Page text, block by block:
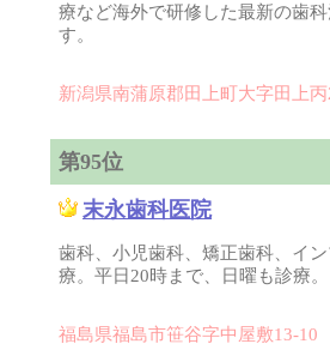
療など海外で研修した最新の歯
す。
新潟県南蒲原郡田上町大字田上丙
第95位
末永歯科医院
歯科、小児歯科、矯正歯科、イ
療。平日20時まで、日曜も診療。
福島県福島市笹谷字中屋敷13-10